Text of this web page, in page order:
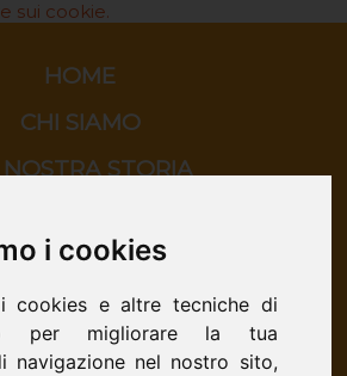
i cookies
cookies e altre tecniche di
per migliorare la tua
navigazione nel nostro sito,
sui cookie.
HOME
CHI SIAMO
STORIA
SCUOLA
CINEMA
CONTATTI